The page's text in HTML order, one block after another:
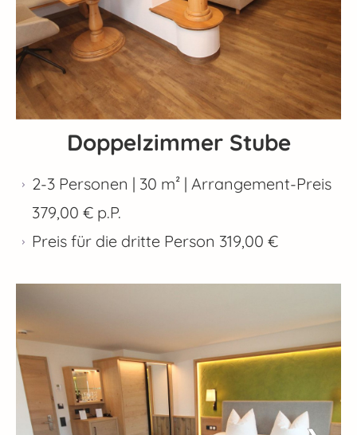
Doppelzimmer Stube
2-3 Personen | 30 m² | Arrangement-Preis
379,00 € p.P.
Preis für die dritte Person 319,00 €